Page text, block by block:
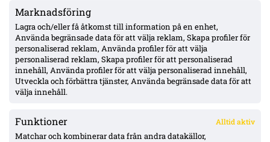
Marknadsföring
Lagra och/eller få åtkomst till information på en enhet,
Använda begränsade data för att välja reklam, Skapa profiler för
personaliserad reklam, Använda profiler för att välja
personaliserad reklam, Skapa profiler för att personaliserad
innehåll, Använda profiler för att välja personaliserad innehåll,
Utveckla och förbättra tjänster, Använda begränsade data för att
välja innehåll.
Funktioner Alltid aktiv
Matchar och kombinerar data från andra datakällor,
Pihlström två mål på två matcher – Luganos plan för år två ger
effekt
Uppgifter: Erzurumspor lägger lånebud på Ibrahim Diabaté –
GAIS-anfallaren under kontrakt till 2028
ÖVERSIKT